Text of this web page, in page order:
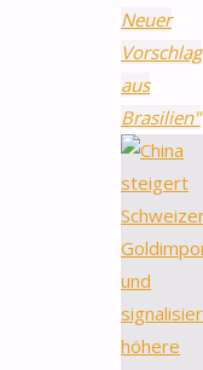
Neuer
Vorschlag
aus
Brasilien"